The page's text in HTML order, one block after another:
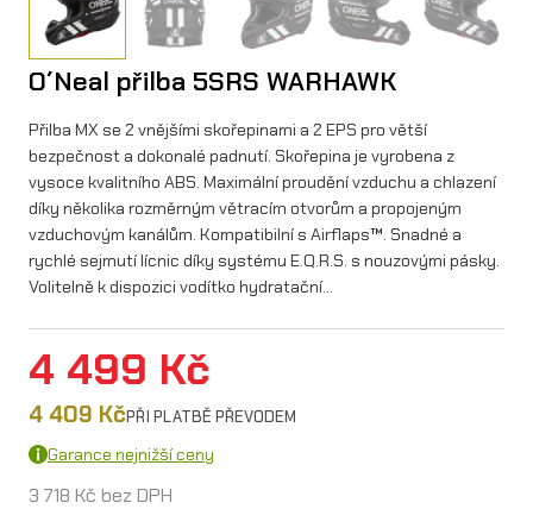
O´Neal přilba 5SRS WARHAWK
Přilba MX se 2 vnějšími skořepinami a 2 EPS pro větší
bezpečnost a dokonalé padnutí. Skořepina je vyrobena z
vysoce kvalitního ABS. Maximální proudění vzduchu a chlazení
díky několika rozměrným větracím otvorům a propojeným
vzduchovým kanálům. Kompatibilní s Airflaps™. Snadné a
rychlé sejmutí lícnic díky systému E.Q.R.S. s nouzovými pásky.
Volitelně k dispozici vodítko hydratační…
4 499 Kč
4 409 KčPŘI PLATBĚ PŘEVODEM
Garance nejnižší ceny
3 718 Kč bez DPH